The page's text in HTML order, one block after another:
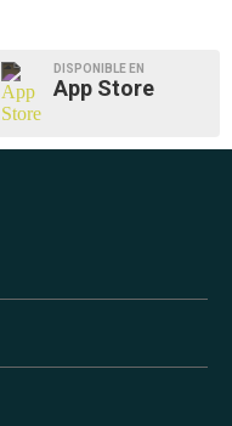
DISPONIBLE EN
App Store